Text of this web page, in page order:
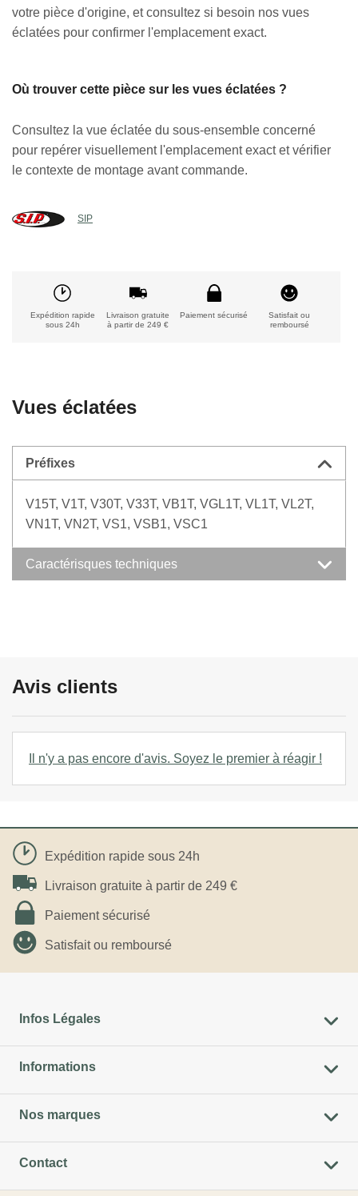
votre pièce d'origine, et consultez si besoin nos vues
éclatées pour confirmer l'emplacement exact.
Où trouver cette pièce sur les vues éclatées ?
Consultez la vue éclatée du sous-ensemble concerné
pour repérer visuellement l'emplacement exact et vérifier
le contexte de montage avant commande.
SIP
Expédition rapide
sous 24h
Livraison gratuite
à partir de 249 €
Paiement sécurisé
Satisfait ou
remboursé
Vues éclatées
Préfixes
V15T, V1T, V30T, V33T, VB1T, VGL1T, VL1T, VL2T,
VN1T, VN2T, VS1, VSB1, VSC1
Caractérisques techniques
Avis clients
Il n'y a pas encore d'avis. Soyez le premier à réagir !
Expédition rapide sous 24h
Livraison gratuite à partir de 249 €
Paiement sécurisé
Satisfait ou remboursé
Infos Légales
Informations
Nos marques
Contact